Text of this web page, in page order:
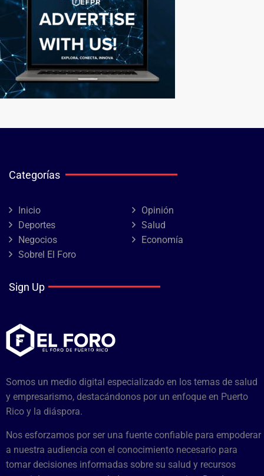
Categorías
Inicio
Opinión
Deportes
Salud
Negocios
Economía
Sobrel El Foro
Sign Up
Somos un medio digital especializado en los temas de salud
y empresarismo, destacándonos por un enfoque en Puerto
Rico y la diáspora.
Nos esforzamos por ser una fuente confiable para empoderar
a nuestra audiencia con el conocimiento necesario para
tomar decisiones informadas sobre su salud y recursos